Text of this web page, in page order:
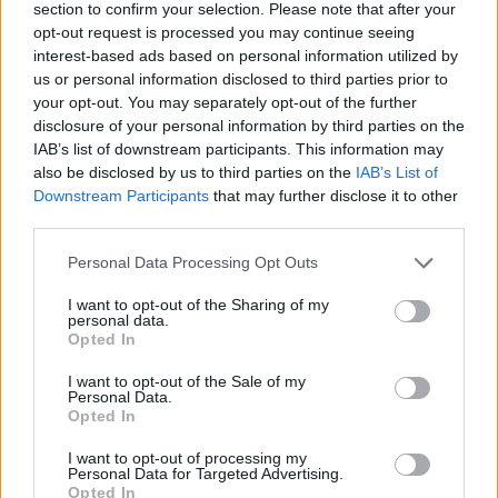
section to confirm your selection. Please note that after your
opt-out request is processed you may continue seeing
interest-based ads based on personal information utilized by
us or personal information disclosed to third parties prior to
your opt-out. You may separately opt-out of the further
disclosure of your personal information by third parties on the
IAB’s list of downstream participants. This information may
also be disclosed by us to third parties on the IAB’s List of
Downstream Participants that may further disclose it to other
Personal Data Processing Opt Outs
I want to opt-out of the Sharing of my
personal data.
Opted In
I want to opt-out of the Sale of my
Personal Data.
Opted In
I want to opt-out of processing my
Personal Data for Targeted Advertising.
Opted In
ΔΕΙΤΕ ΕΠΙΣΗΣ
ΣΤΗΝ ΙΔΙΑ ΚΑΤΗΓΟΡΙΑ
Γιώργος Λιάγκας και Μαρία
Αντωνά: Καλοκαιρινές
διακοπές στη Μύκονο με φόντο
το Αιγαίο
ΠΡΙΝ 10 ΏΡΕΣ
καλοκαιρινές στιγμές πριν επιστρέψει
στις υποχρεώσεις της Αθήνας
«Χαρούμενη, γεμάτη αλμύρα»
Instagram η Αποστολία Ζώη